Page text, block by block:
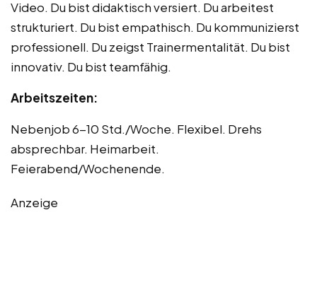
Video. Du bist didaktisch versiert. Du arbeitest
strukturiert. Du bist empathisch. Du kommunizierst
professionell. Du zeigst Trainermentalität. Du bist
innovativ. Du bist teamfähig.
Arbeitszeiten:
Nebenjob 6-10 Std./Woche. Flexibel. Drehs
absprechbar. Heimarbeit.
Feierabend/Wochenende.
Anzeige